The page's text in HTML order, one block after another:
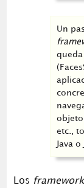
Un
etc.,
Java o
Los